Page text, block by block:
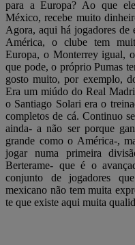
para a Europa? Ao que
México, recebe muito
Agora, aqui há jogadores de
América, o clube tem
Europa, o Monterrey igual,
que pode, o próprio Pumas
gosto muito, por exemplo,
Era um miúdo do Real
o Santiago Solari era o
completos de cá. Continuo
ainda- a não ser porque
grande como o América-,
jogar numa primeira
Berterame- que é o
conjunto de jogadores
mexicano não tem muita
te que existe aqui muita